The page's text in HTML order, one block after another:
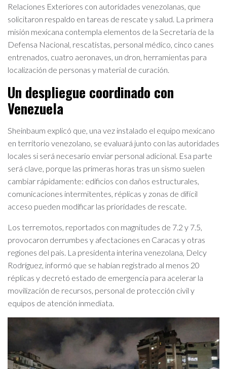
Relaciones Exteriores con autoridades venezolanas, que
solicitaron respaldo en tareas de rescate y salud. La primera
misión mexicana contempla elementos de la Secretaría de la
Defensa Nacional, rescatistas, personal médico, cinco canes
entrenados, cuatro aeronaves, un dron, herramientas para
localización de personas y material de curación.
Un despliegue coordinado con
Venezuela
Sheinbaum explicó que, una vez instalado el equipo mexicano
en territorio venezolano, se evaluará junto con las autoridades
locales si será necesario enviar personal adicional. Esa parte
será clave, porque las primeras horas tras un sismo suelen
cambiar rápidamente: edificios con daños estructurales,
comunicaciones intermitentes, réplicas y zonas de difícil
acceso pueden modificar las prioridades de rescate.
Los terremotos, reportados con magnitudes de 7.2 y 7.5,
provocaron derrumbes y afectaciones en Caracas y otras
regiones del país. La presidenta interina venezolana, Delcy
Rodríguez, informó que se habían registrado al menos 20
réplicas y decretó estado de emergencia para acelerar la
movilización de recursos, personal de protección civil y
equipos de atención inmediata.